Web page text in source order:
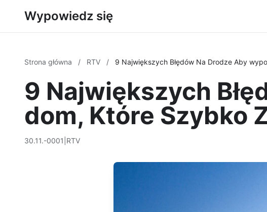
Wypowiedz się
Strona główna / RTV / 9 Największych Błędów Na Drodze Aby
9 Największych
dom, Które Szybko
30.11.-0001 RTV